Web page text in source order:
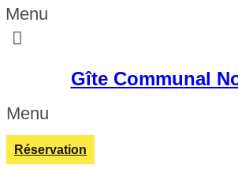
Menu
Gîte Communal
Menu
Réservation